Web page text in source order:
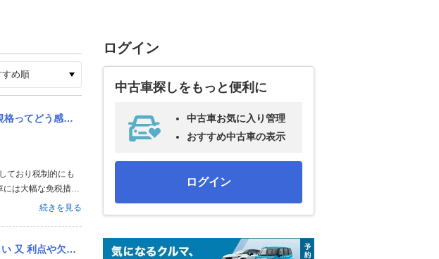
てるって言う国はないので...
は大幅な免税措置
とのこと。無免許
続きを見る
頂ければ幸いです
ログイン
中古車探しをもっと便利に
中古車お気に入り管理
おすすめ中古車の表示
ログイン